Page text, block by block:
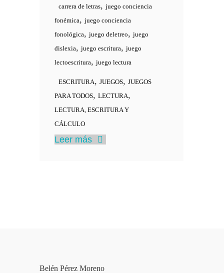
carrera de letras, juego conciencia
fonémica, juego conciencia
fonológica, juego deletreo, juego
dislexia, juego escritura, juego
lectoescritura, juego lectura
ESCRITURA, JUEGOS, JUEGOS
PARA TODOS, LECTURA,
LECTURA, ESCRITURA Y
CÁLCULO
Leer más
Belén Pérez Moreno